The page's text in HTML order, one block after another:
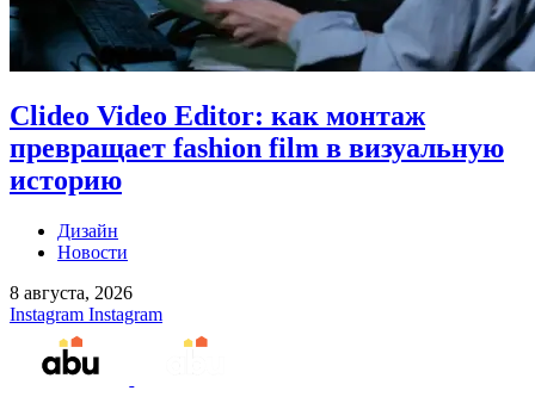
Clideo Video Editor: как монтаж
превращает fashion film в визуальную
историю
Дизайн
Новости
8 августа, 2026
Instagram Instagram